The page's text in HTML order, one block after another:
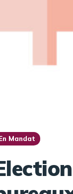
Mandat